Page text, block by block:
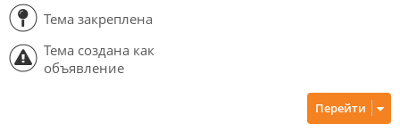
Тема закреплена
Тема создана как
объявление
Перейти